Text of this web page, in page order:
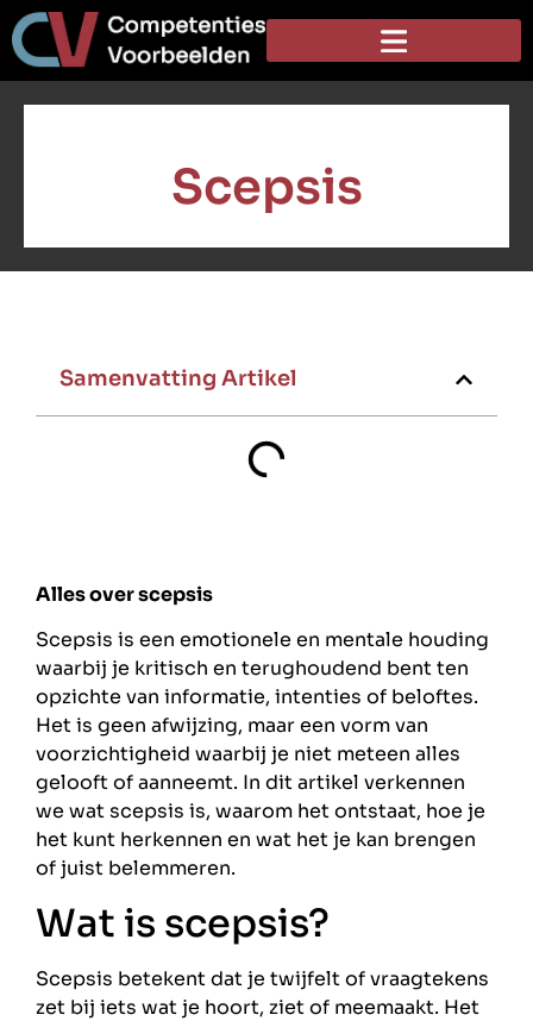
Scepsis
Samenvatting Artikel
Alles over scepsis
Scepsis is een emotionele en mentale houding
waarbij je kritisch en terughoudend bent ten
opzichte van informatie, intenties of beloftes.
Het is geen afwijzing, maar een vorm van
voorzichtigheid waarbij je niet meteen alles
gelooft of aanneemt. In dit artikel verkennen
we wat scepsis is, waarom het ontstaat, hoe je
het kunt herkennen en wat het je kan brengen
of juist belemmeren.
Wat is scepsis?
Scepsis betekent dat je twijfelt of vraagtekens
zet bij iets wat je hoort, ziet of meemaakt. Het